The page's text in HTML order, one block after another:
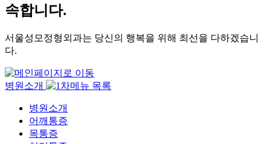
속합니다.
서울성모정형외과는 당신의 행복을 위해 최선을 다하겠습니
다.
병원소개
병원소개
어깨통증
목통증